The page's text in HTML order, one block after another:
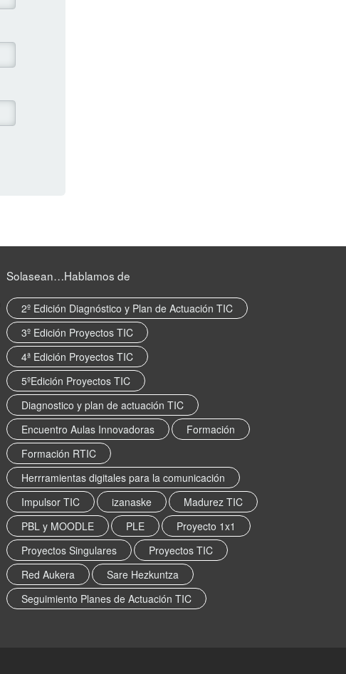
Solasean…Hablamos de
2º Edición Diagnóstico y Plan de Actuación TIC
3º Edición Proyectos TIC
4ª Edición Proyectos TIC
5ºEdición Proyectos TIC
Diagnostico y plan de actuación TIC
Encuentro Aulas Innovadoras
Formación
Formación RTIC
Herrramientas digitales para la comunicación
Impulsor TIC
izanaske
Madurez TIC
PBL y MOODLE
PLE
Proyecto 1x1
Proyectos Singulares
Proyectos TIC
Red Aukera
Sare Hezkuntza
Seguimiento Planes de Actuación TIC